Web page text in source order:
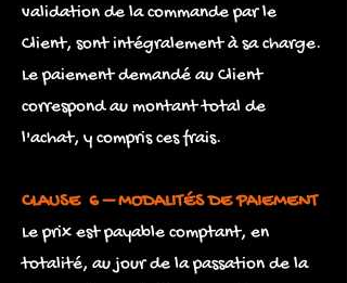
validation de la commande par le
Client, sont intégralement à sa charge.
Le paiement demandé au Client
correspond au montant total de
l'achat, y compris ces frais.
CLAUSE 6 – MODALITÉS DE PAIEMENT
Le prix est payable comptant, en
totalité, au jour de la passation de la